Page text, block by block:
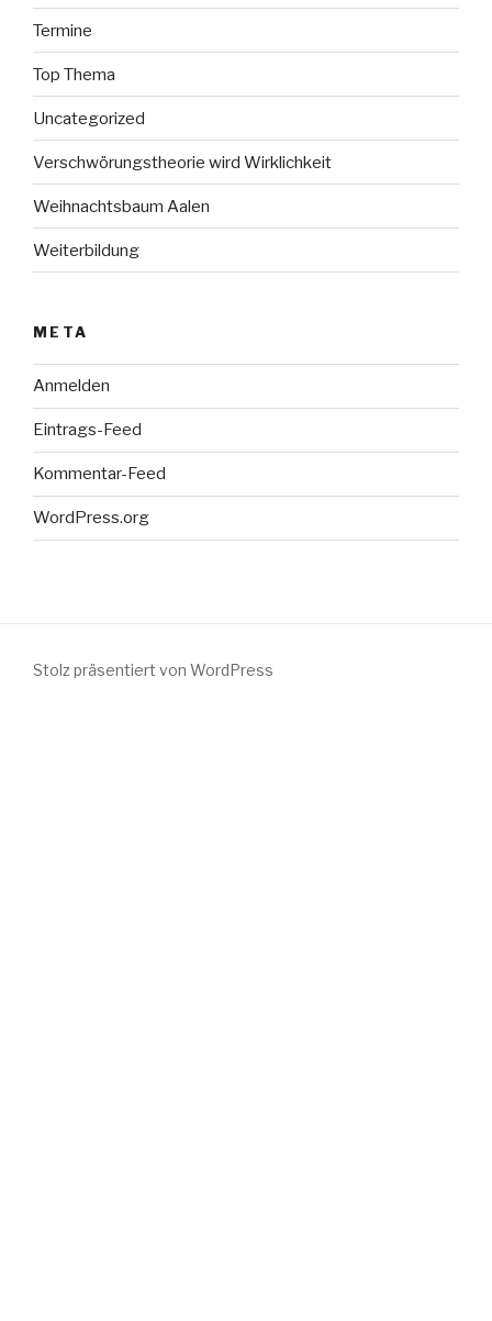
Termine
Top Thema
Uncategorized
Verschwörungstheorie wird Wirklichkeit
Weihnachtsbaum Aalen
Weiterbildung
META
Anmelden
Eintrags-Feed
Kommentar-Feed
WordPress.org
Stolz präsentiert von WordPress